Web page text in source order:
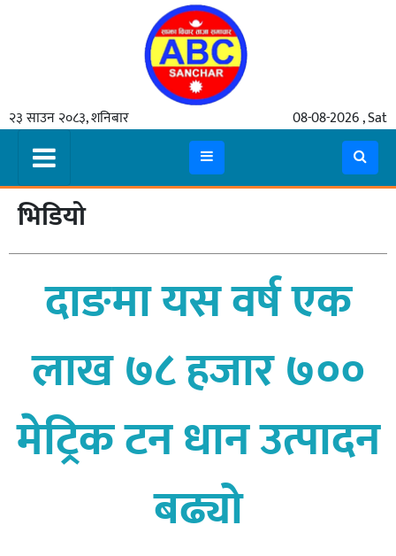
२३ साउन २०८३, शनिबार 08-08-2026 , Sat
समाचार
मुख्य
समाचार
कुटनीती
अर्थ
रसरङ्ग
स्वास्थ्य
भिडियो
बिशेष
भिडियो
भिडियो
दाङमा यस वर्ष एक
लाख ७८ हजार ७००
मेट्रिक टन धान उत्पादन
बढ्यो